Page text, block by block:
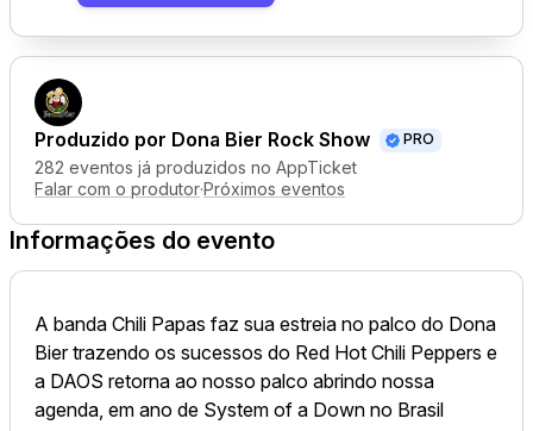
Produzido por Dona Bier Rock Show PRO
282 eventos já produzidos no AppTicket
Falar com o produtor·Próximos eventos
Informações do evento
A banda Chili Papas faz sua estreia no palco do Dona
Bier trazendo os sucessos do Red Hot Chili Peppers e
a DAOS retorna ao nosso palco abrindo nossa
agenda, em ano de System of a Down no Brasil